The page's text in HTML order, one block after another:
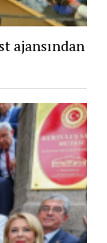
ajansından